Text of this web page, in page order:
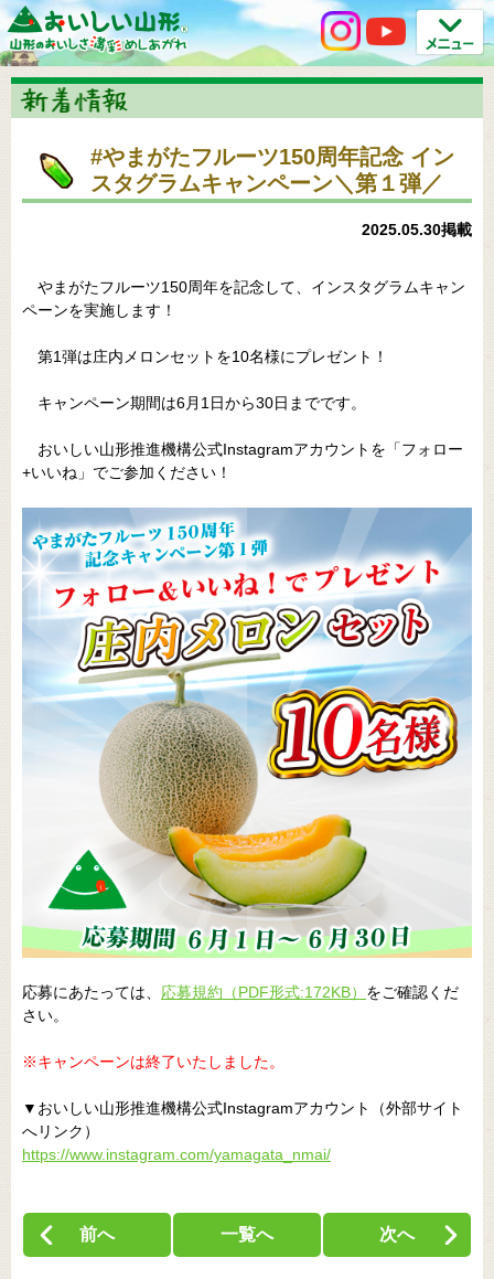
#やまがたフルーツ150周年記念 イン
スタグラムキャンペーン＼第１弾／
2025.05.30掲載
やまがたフルーツ150周年を記念して、インスタグラムキャン
ペーンを実施します！
第1弾は庄内メロンセットを10名様にプレゼント！
キャンペーン期間は6月1日から30日までです。
おいしい山形推進機構公式Instagramアカウントを「フォロー
+いいね」でご参加ください！
応募にあたっては、 応募規約（PDF形式:172KB） をご確認くだ
さい。
※キャンペーンは終了いたしました。
▼おいしい山形推進機構公式Instagramアカウント（外部サイト
へリンク）
https://www.instagram.com/yamagata_nmai/
前へ 一覧へ 次へ